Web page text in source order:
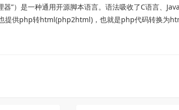
”）是一种通用开源脚本语言。语法吸收了C语言、
提供php转html(php2html)，也就是php代码转换为